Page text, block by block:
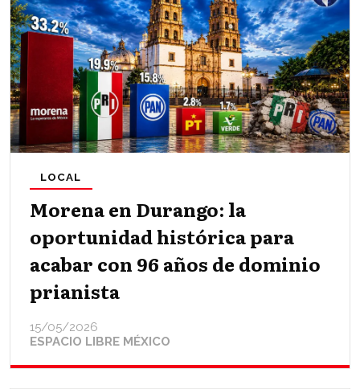
Morena en Durango: la
oportunidad histórica para
acabar con 96 años de dominio
prianista
ESPACIO LIBRE MÉXICO
LOCAL
15/05/2026